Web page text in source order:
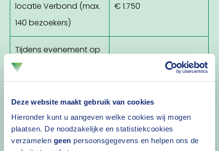
Deze website maakt gebruik van cookies
Hieronder kunt u aangeven welke cookies wij mogen
plaatsen. De noodzakelijke en statistiekcookies
verzamelen geen persoonsgegevens en helpen ons de
locatie Verbond (max.
140 bezoekers)
€ 1.750
Tijdens evenement op
externe locatie
Logo-exposure
Logo in aankondiging
evenement of webinar
€ 650